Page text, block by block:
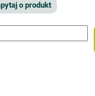
o produkt